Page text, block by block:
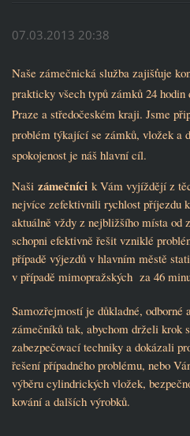
07.03.2013 20:38
Naše zámečnická služba zajišťuje
prakticky všech typů zámků 24
Praze a středočeském kraji. Jsme
problém týkající se zámků, vložek a
spokojenost je náš hlavní cíl.
Naši zámečníci k Vám vyjíždějí z
nejvíce zefektivnili rychlost příjezdu
aktuálně vždy z nejbližšího místa od
schopni efektivně řešit vzniklé
případě výjezdů v hlavním městě
v případě mimopražských za 46
Samozřejmostí je důkladné, odborné
zámečníků tak, abychom drželi krok
zabezpečovací techniky a dokázali
řešení případného problému, nebo
výběru cylindrických vložek,
kování a dalších výrobků.